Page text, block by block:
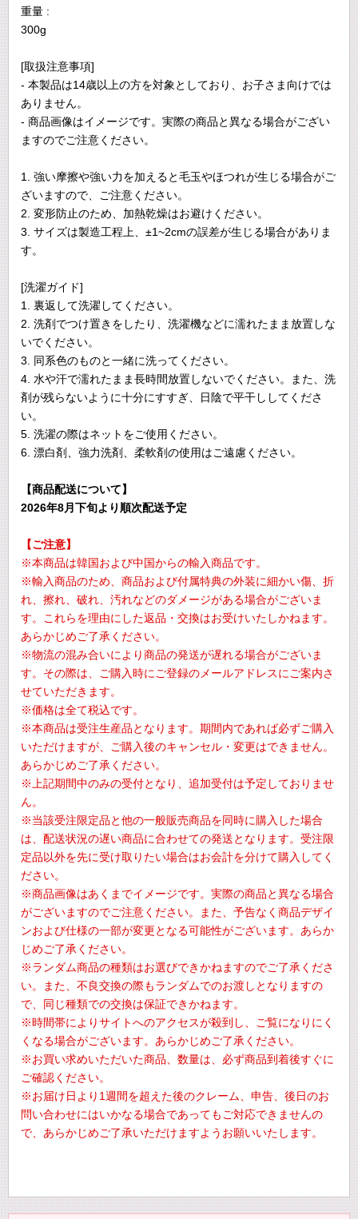
重量 :
300g
[取扱注意事項]
- 本製品は14歳以上の方を対象としており、お子さま向けでは
ありません。
- 商品画像はイメージです。実際の商品と異なる場合がござい
ますのでご注意ください。
1. 強い摩擦や強い力を加えると毛玉やほつれが生じる場合がご
ざいますので、ご注意ください。
2. 変形防止のため、加熱乾燥はお避けください。
3. サイズは製造工程上、±1~2cmの誤差が生じる場合がありま
す。
[洗濯ガイド]
1. 裏返して洗濯してください。
2. 洗剤でつけ置きをしたり、洗濯機などに濡れたまま放置しな
いでください。
3. 同系色のものと一緒に洗ってください。
4. 水や汗で濡れたまま長時間放置しないでください。また、洗
剤が残らないように十分にすすぎ、日陰で平干ししてくださ
い。
5. 洗濯の際はネットをご使用ください。
6. 漂白剤、強力洗剤、柔軟剤の使用はご遠慮ください。
【商品配送について】
2026年8月下旬より順次配送予定
【ご注意】
※本商品は韓国および中国からの輸入商品です。
※輸入商品のため、商品および付属特典の外装に細かい傷、折
れ、擦れ、破れ、汚れなどのダメージがある場合がございま
す。これらを理由にした返品・交換はお受けいたしかねます。
あらかじめご了承ください。
※物流の混み合いにより商品の発送が遅れる場合がございま
す。その際は、ご購入時にご登録のメールアドレスにご案内さ
せていただきます。
※価格は全て税込です。
※本商品は受注生産品となります。期間内であれば必ずご購入
いただけますが、ご購入後のキャンセル・変更はできません。
あらかじめご了承ください。
※上記期間中のみの受付となり、追加受付は予定しておりませ
ん。
※当該受注限定品と他の一般販売商品を同時に購入した場合
は、配送状況の遅い商品に合わせての発送となります。受注限
定品以外を先に受け取りたい場合はお会計を分けて購入してく
ださい。
※商品画像はあくまでイメージです。実際の商品と異なる場合
がございますのでご注意ください。また、予告なく商品デザイ
ンおよび仕様の一部が変更となる可能性がございます。あらか
じめご了承ください。
※ランダム商品の種類はお選びできかねますのでご了承くださ
い。また、不良交換の際もランダムでのお渡しとなりますの
で、同じ種類での交換は保証できかねます。
※時間帯によりサイトへのアクセスが殺到し、ご覧になりにく
くなる場合がございます。あらかじめご了承ください。
※お買い求めいただいた商品、数量は、必ず商品到着後すぐに
ご確認ください。
※お届け日より1週間を超えた後のクレーム、申告、後日のお
問い合わせにはいかなる場合であってもご対応できませんの
で、あらかじめご了承いただけますようお願いいたします。